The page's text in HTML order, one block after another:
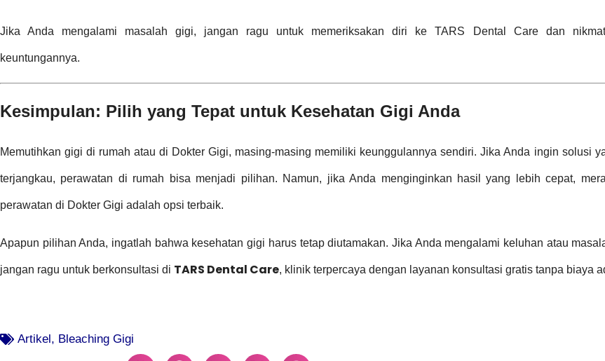
Jika Anda mengalami masalah gigi, jangan ragu untuk memeriksakan diri ke TARS Dental Care dan
keuntungannya.
Kesimpulan: Pilih yang Tepat untuk Kesehatan Gigi Anda
Memutihkan gigi di rumah atau di Dokter Gigi, masing-masing memiliki keunggulannya sendiri. Jika Anda ingin solusi
terjangkau, perawatan di rumah bisa menjadi pilihan. Namun, jika Anda menginginkan hasil yang lebih cepat,
perawatan di Dokter Gigi adalah opsi terbaik.
Apapun pilihan Anda, ingatlah bahwa kesehatan gigi harus tetap diutamakan. Jika Anda mengalami keluhan atau
jangan ragu untuk berkonsultasi di TARS Dental Care, klinik terpercaya dengan layanan konsultasi gratis tanpa biaya
Artikel, Bleaching Gigi